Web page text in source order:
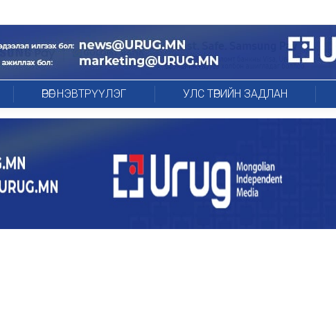
ӨРӨГ НЭВТРҮҮЛЭГ УЛС ТӨРИЙН ЗАДЛАН